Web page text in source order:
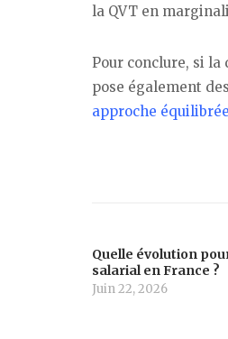
la QVT en
Pour conclure, si
pose également
approche équilibrée
Quelle évolution
salarial en France ?
Juin 22, 2026